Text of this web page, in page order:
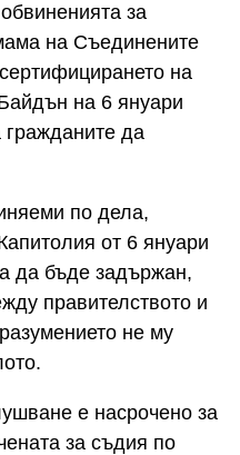
за
на Съединените
на
на 6 януари
гражданите да
по дела,
от 6 януари
да бъде задържан,
правителството и
не му
е насрочено за
за съдия по